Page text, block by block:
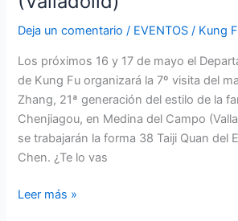
Deja un comentario / EVENTOS / Kung
Los próximos 16 y 17 de mayo el
de Kung Fu organizará la 7º visita del
Zhang, 21ª generación del estilo de la
Chenjiagou, en Medina del Campo
se trabajarán la forma 38 Taiji Quan del
Chen. ¿Te lo vas
Estilo
Familia
Medina
del
Campo
(Valladolid)
Leer más »